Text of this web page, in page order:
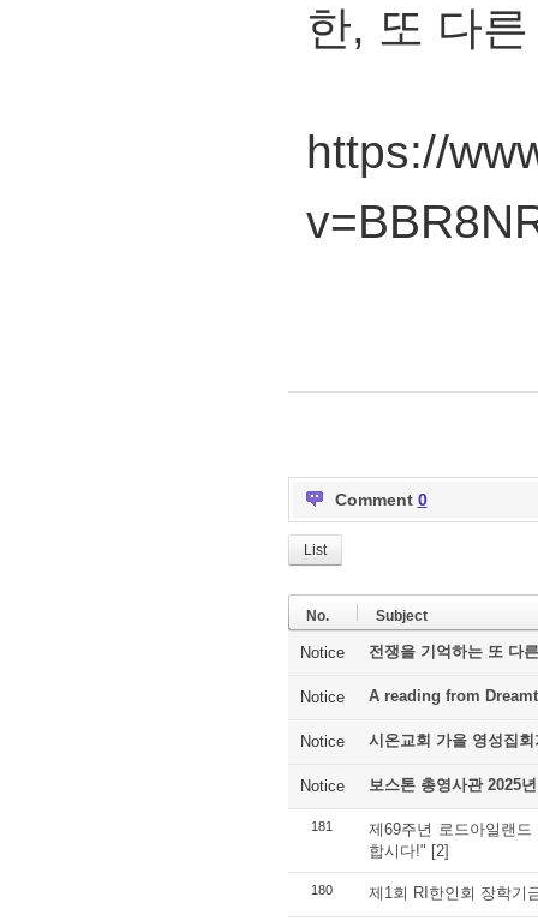
한, 또 다
https://
Comment 0
List
No. Subject
Notice 전쟁을 기억하는 또 다
Notice A reading from
Notice 시온교회 가을 영성집
Notice 보스톤 총영사관 2025
181
제69주년 로드아일랜
합시다!" [2]
180 제1회 RI한인회 장학기